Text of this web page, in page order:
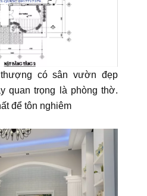
có sân vườn đẹp
quan trọng là phòng thờ.
để tôn nghiêm